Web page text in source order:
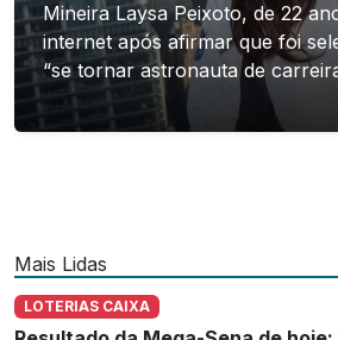
Mineira Laysa Peixoto, de 22
internet após afirmar que foi
“se tornar astronauta de
Mais Lidas
LOTERIAS CAIXA